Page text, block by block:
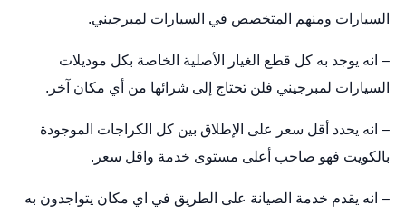
السيارات ومنهم المتخصص في السيارات لمبرجيني.
– انه يوجد به كل قطع الغيار الأصلية الخاصة بكل موديلات
السيارات لمبرجيني فلن تحتاج إلى شرائها من أي مكان آخر.
– انه يحدد أقل سعر على الإطلاق بين كل الكراجات الموجودة
بالكويت فهو صاحب أعلى مستوى خدمة واقل سعر.
– انه يقدم خدمة الصيانة على الطريق في اي مكان يتواجدون به